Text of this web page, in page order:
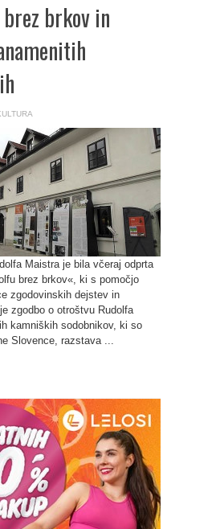
brkov in
Maistra je bila včeraj odprta
brez brkov«, ki s pomočjo
zgodovinskih dejstev in
zgodbo o otroštvu Rudolfa
kamniških sodobnikov, ki so
Slovence, razstava ...